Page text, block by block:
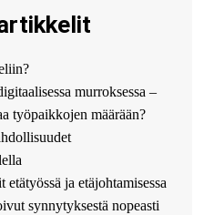
murroksessa –
työpaikkojen määrään?
ja etäjohtamisessa
synnytyksestä nopeasti